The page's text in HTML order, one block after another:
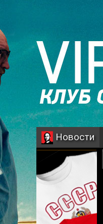
Новости